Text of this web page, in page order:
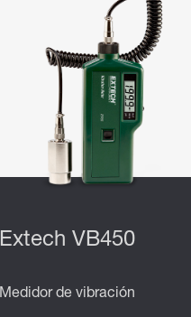
Extech VB450
Medidor de vibración